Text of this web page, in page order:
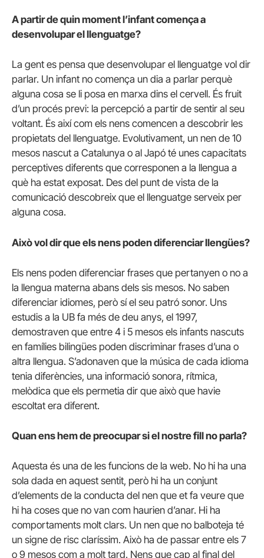
A partir de quin moment l’infant comença a
desenvolupar el llenguatge?
La gent es pensa que desenvolupar el llenguatge vol dir
parlar. Un infant no comença un dia a parlar perquè
alguna cosa se li posa en marxa dins el cervell. És fruit
d’un procés previ: la percepció a partir de sentir al seu
voltant. És així com els nens comencen a descobrir les
propietats del llenguatge. Evolutivament, un nen de 10
mesos nascut a Catalunya o al Japó té unes capacitats
perceptives diferents que corresponen a la llengua a
què ha estat exposat. Des del punt de vista de la
comunicació descobreix que el llenguatge serveix per
alguna cosa.
Això vol dir que els nens poden diferenciar llengües?
Els nens poden diferenciar frases que pertanyen o no a
la llengua materna abans dels sis mesos. No saben
diferenciar idiomes, però sí el seu patró sonor. Uns
estudis a la UB fa més de deu anys, el 1997,
demostraven que entre 4 i 5 mesos els infants nascuts
en famílies bilingües poden discriminar frases d’una o
altra llengua. S’adonaven que la música de cada idioma
tenia diferències, una informació sonora, rítmica,
melòdica que els permetia dir que això que havie
escoltat era diferent.
Quan ens hem de preocupar si el nostre fill no parla?
Aquesta és una de les funcions de la web. No hi ha una
sola dada en aquest sentit, però hi ha un conjunt
d’elements de la conducta del nen que et fa veure que
hi ha coses que no van com haurien d’anar. Hi ha
comportaments molt clars. Un nen que no balboteja té
un signe de risc claríssim. Això ha de passar entre els 7
o 9 mesos com a molt tard. Nens que cap al final del